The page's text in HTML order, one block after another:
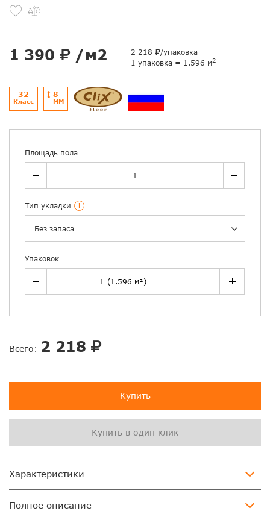
1 390 /м2 2 218
/упаковка
1 упаковка = 1.596 м2
32
Класс
8
ММ
Площадь пола
Тип укладки i
Без запаса
Упаковок
Всего: 2 218
Купить
Купить в один клик
Характеристики
Полное описание